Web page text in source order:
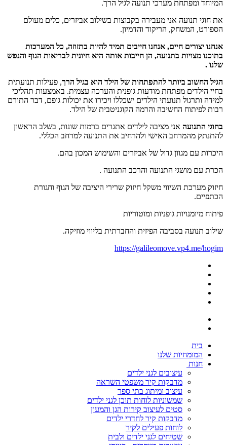
המיוחד ומפתחת מערכי תנועה לגיל הרך.
את חוגי תנועה אני מעבירה בקבוצות בשילוב אביזרים, כלים מעולם
הספורט, המשחק, הריקוד והדמיון.
אנחנו יצורים חיים, אנחנו חייבים תמיד להיות בתזוזה, כל המערכות
בתוכנו מצויות בתנועה, הן חייבות אותה היא חיונית לבריאות הגוף והנפש
שלנו .
הגיל החשוב ביותר להתפתחות של הילד הוא בגיל הרך, פעילות תנועתית
בחיי הילדים מפתחת מודעות גופנית והערכה עצמית. באמצעות תהליכי
למידה ותרגול תנועתי הילדים ישכללו ויכירו את יכולות גופם, דבר התורם
רבות לפיתוח החשיבה והרמה הקוגניטבית של הילד.
בחוגי התנועה אני מציבה לילדים אתגרים ברמות שונות, בשלב הראשון
להתנתק מהמרחב האישי ולהרחיב את התנועה למרחב הכללי.
היכרות עם מגוון גדול של אביזרים והשימוש המכון בהם.
הכרת עם מושגי התנועה והרכב התנועה .
חיזוק מערכת השיווי משקל חיזוק שרירי היציבה של הגוף וחגורת
הכתפיים.
פיתוח מיומנויות גופניות ומוטוריות
שילוב תנועה בסביבה הפיזית והחברתית בליווי מוזיקה.
https://galileomove.vp4.me/hogim
בית
המומחיות שלנו
חנות
עיצובים לגני ילדים
מדבקות קיר משפטי השראה
עיצוב ומיתוג בתי ספר
שמשוניות לוחות תוכן לגני ילדים
סטים לעיצוב קירות הגן והמעון
מדבקות קיר לחדרי ילדים
לוחות פעילים לקיר
שטיחים לגני ילדים ולבית